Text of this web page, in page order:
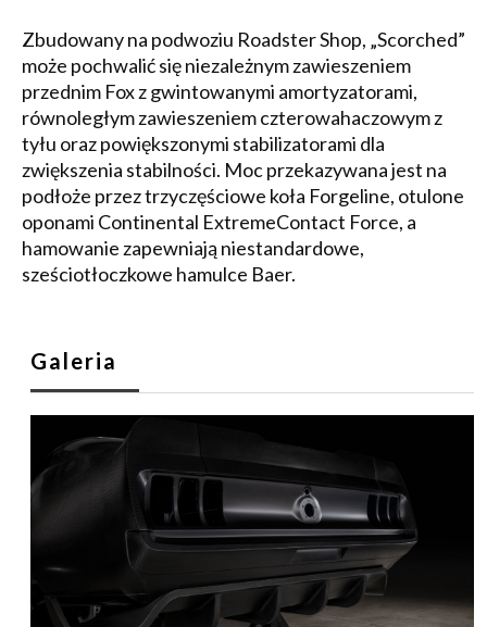
Zbudowany na podwoziu Roadster Shop, „Scorched”
może pochwalić się niezależnym zawieszeniem
przednim Fox z gwintowanymi amortyzatorami,
równoległym zawieszeniem czterowahaczowym z
tyłu oraz powiększonymi stabilizatorami dla
zwiększenia stabilności. Moc przekazywana jest na
podłoże przez trzyczęściowe koła Forgeline, otulone
oponami Continental ExtremeContact Force, a
hamowanie zapewniają niestandardowe,
sześciotłoczkowe hamulce Baer.
Galeria